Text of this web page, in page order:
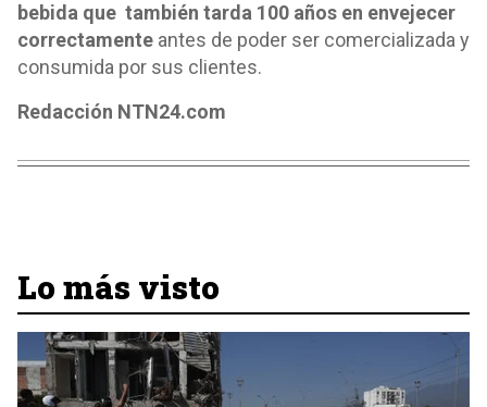
bebida que también tarda 100 años en envejecer
correctamente antes de poder ser comercializada y
consumida por sus clientes.
Redacción NTN24.com
Lo más visto